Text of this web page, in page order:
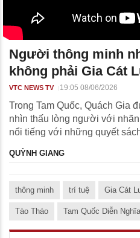
Người thông minh
không phải Gia Cát
VTC NEWS TV 19:05 08/06/2026
Trong Tam Quốc, Quách Gia
nhìn thấu lòng người với
nổi tiếng với những quyết
QUỲNH GIANG
thông minh trí tuệ Gia Cát
Tào Tháo Tam Quốc Diễn Nghĩa